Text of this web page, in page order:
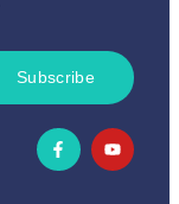
Subscribe